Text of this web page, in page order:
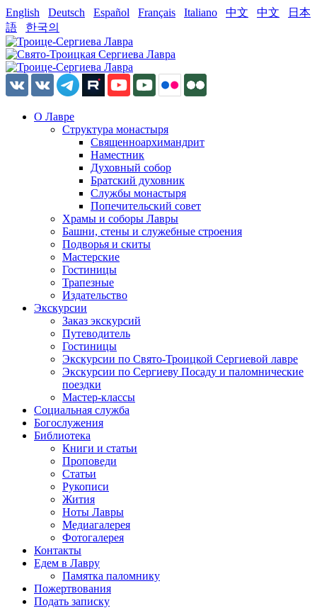
English Deutsch Español Français Italiano 中文 中文
日本
語
한국의
О Лавре
Структура монастыря
Священноархимандрит
Наместник
Духовный собор
Братский духовник
Службы монастыря
Попечительский совет
Храмы и соборы Лавры
Башни, стены и служебные строения
Подворья и скиты
Мастерские
Гостиницы
Трапезные
Издательство
Экскурсии
Заказ экскурсий
Путеводитель
Гостиницы
Экскурсии по Свято-Троицкой Сергиевой лавре
Экскурсии по Сергиеву Посаду и паломнические
поездки
Мастер-классы
Социальная служба
Богослужения
Библиотека
Книги и статьи
Проповеди
Статьи
Рукописи
Жития
Ноты Лавры
Медиагалерея
Фотогалерея
Контакты
Едем в Лавру
Памятка паломнику
Пожертвования
Подать записку